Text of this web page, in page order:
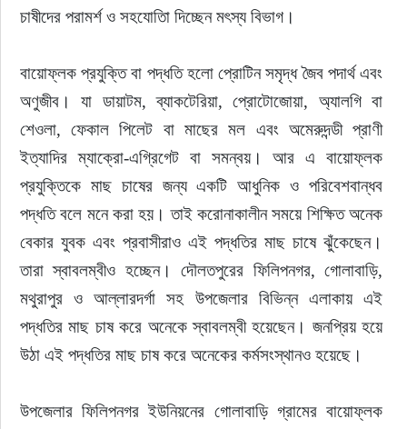
চাষীদের পরামর্শ ও সহযোতিা দিচ্ছেন মৎস্য বিভাগ।
বায়োফ্লক প্রযুক্তি বা পদ্ধতি হলো প্রোটিন সমৃদ্ধ জৈব পদার্থ এবং
অণুজীব। যা ডায়াটম, ব্যাকটেরিয়া, প্রোটোজোয়া, অ্যালগি বা
শেওলা, ফেকাল পিলেট বা মাছের মল এবং অমেরুদন্ডী প্রাণী
ইত্যাদির ম্যাক্রো-এগ্রিগেট বা সমন্বয়। আর এ বায়োফ্লক
প্রযুক্তিকে মাছ চাষের জন্য একটি আধুনিক ও পরিবেশবান্ধব
পদ্ধতি বলে মনে করা হয়। তাই করোনাকালীন সময়ে শিক্ষিত অনেক
বেকার যুবক এবং প্রবাসীরাও এই পদ্ধতির মাছ চাষে ঝুঁকেছেন।
তারা স্বাবলম্বীও হচ্ছেন। দৌলতপুরের ফিলিপনগর, গোলাবাড়ি,
মথুরাপুর ও আল্লারদর্গা সহ উপজেলার বিভিন্ন এলাকায় এই
পদ্ধতির মাছ চাষ করে অনেকে স্বাবলম্বী হয়েছেন। জনপ্রিয় হয়ে
উঠা এই পদ্ধতির মাছ চাষ করে অনেকের কর্মসংস্থানও হয়েছে।
উপজেলার ফিলিপনগর ইউনিয়নের গোলাবাড়ি গ্রামের বায়োফ্লক